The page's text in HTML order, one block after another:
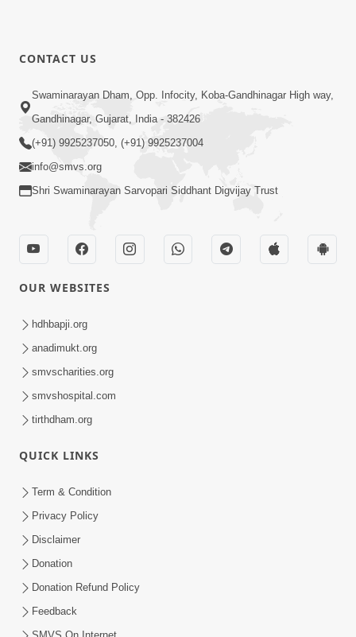
CONTACT US
Swaminarayan Dham, Opp. Infocity, Koba-Gandhinagar High way,
Gandhinagar, Gujarat, India - 382426
(+91) 9925237050, (+91) 9925237004
info@smvs.org
Shri Swaminarayan Sarvopari Siddhant Digvijay Trust
OUR WEBSITES
hdhbapji.org
anadimukt.org
smvscharities.org
smvshospital.com
tirthdham.org
QUICK LINKS
Term & Condition
Privacy Policy
Disclaimer
Donation
Donation Refund Policy
Feedback